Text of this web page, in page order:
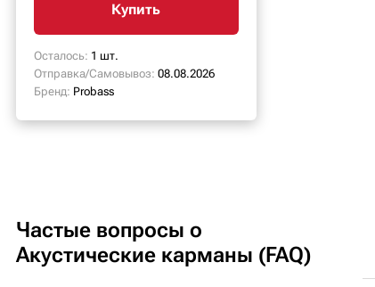
Купить
Осталось: 1 шт.
Отправка/Самовывоз: 08.08.2026
Бренд: Probass
Частые вопросы о
Акустические карманы (FAQ)